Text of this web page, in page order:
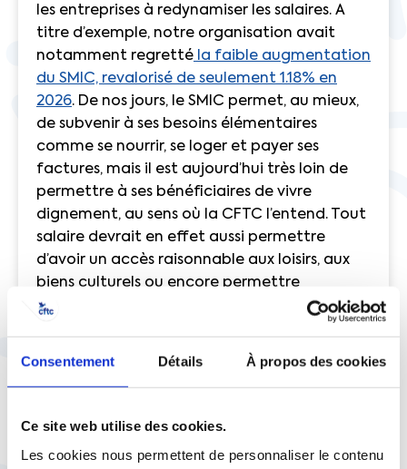
Consentement Détails À propos des cookies
Ce site web utilise des cookies.
Les cookies nous permettent de personnaliser le contenu
les entreprises à redynamiser les salaires. A
titre d’exemple, notre organisation avait
notamment regretté la faible augmentation
du SMIC, revalorisé de seulement 1.18% en
2026. De nos jours, le SMIC permet, au mieux,
de subvenir à ses besoins élémentaires
comme se nourrir, se loger et payer ses
factures, mais il est aujourd’hui très loin de
permettre à ses bénéficiaires de vivre
dignement, au sens où la CFTC l’entend. Tout
salaire devrait en effet aussi permettre
d’avoir un accès raisonnable aux loisirs, aux
biens culturels ou encore permettre
d’épargner pour des projets d’avenir ou pour
une hausse de 5% du
qui, sans être
agir positivement sur la consommation et
effet d’abordle salaire qui doit assurer un